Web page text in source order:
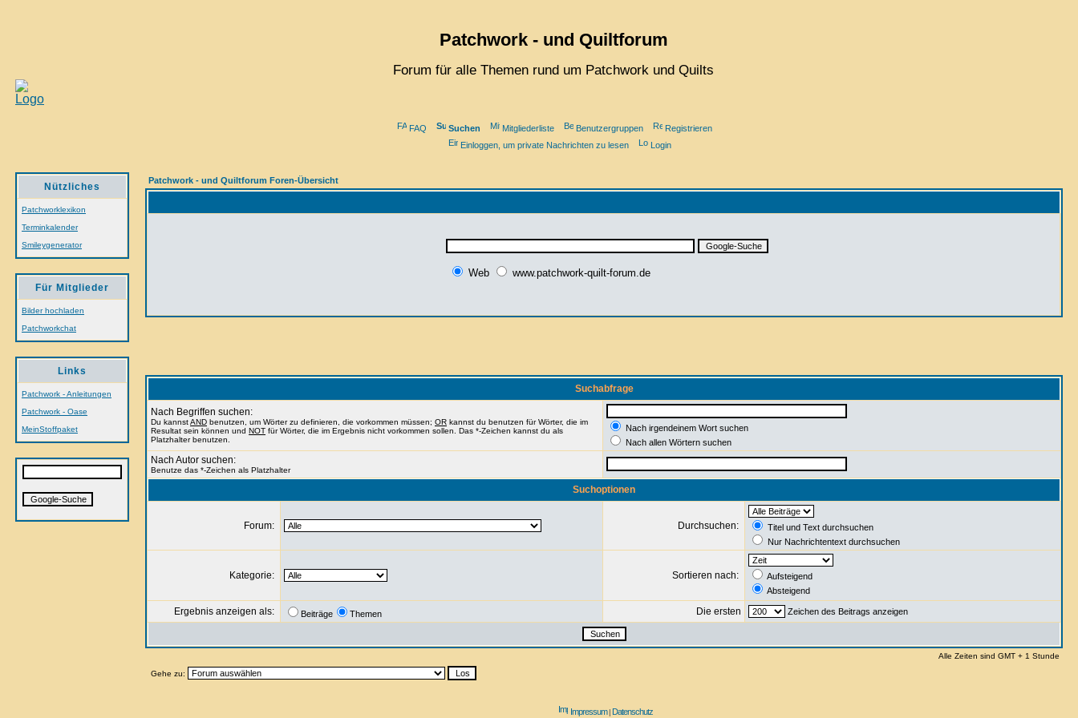
Patchwork - und Quiltforum
Forum für alle Themen rund um Patchwork und Quilts
FAQ Suchen Mitgliederliste Benutzergruppen
Registrieren
Einloggen, um private Nachrichten zu lesen
Login
Nützliches
Patchworklexikon
Terminkalender
Smileygenerator
Für Mitglieder
Bilder hochladen
Patchworkchat
Links
Patchwork - Anleitungen
Patchwork - Oase
MeinStoffpaket
Patchwork - und Quiltforum Foren-Übersicht
Web www.patchwork-quilt-forum.de
Suchabfrage
Nach Begriffen suchen:
Du kannstAND benutzen, um Wörter zu definieren, die vorkommen müssen; OR kannst du benutzen für Wörter, die im
Resultat sein können und NOT für Wörter, die im Ergebnis nicht vorkommen sollen. Das *-Zeichen kannst du als
Platzhalter benutzen.
Nach irgendeinem Wort suchen
Nach allen Wörtern suchen
Nach Autor suchen:
Benutze das *-Zeichen als Platzhalter
Suchoptionen
Forum: Durchsuchen:
Titel und Text durchsuchen
Nur Nachrichtentext durchsuchen
Kategorie: Sortieren nach:
Aufsteigend
Absteigend
Ergebnis anzeigen als: Beiträge Themen Die ersten Zeichen des Beitrags anzeigen
Alle Zeiten sind GMT + 1 Stunde
Gehe zu:
Impressum| Datenschutz